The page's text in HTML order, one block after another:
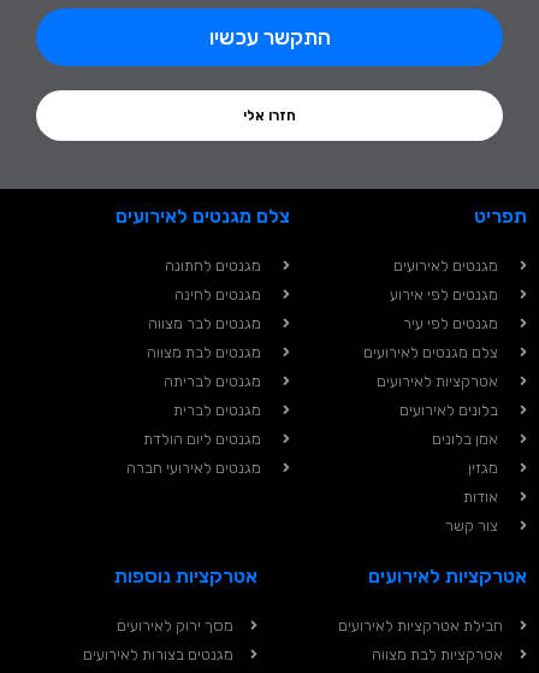
התקשר עכשיו
חזרו אלי
תפריט
מגנטים לאירועים
מגנטים לפי אירוע
מגנטים לפי עיר
צלם מגנטים לאירועים
אטרקציות לאירועים
בלונים לאירועים
אמן בלונים
מגזין
אודות
צור קשר
צלם מגנטים לאירועים
מגנטים לחתונה
מגנטים לחינה
מגנטים לבר מצווה
מגנטים לבת מצווה
מגנטים לבריתה
מגנטים לברית
מגנטים ליום הולדת
מגנטים לאירועי חברה
אטרקציות לאירועים
חבילת אטרקציות לאירועים
אטרקציות לבת מצווה
אטרקציות נוספות
מסך ירוק לאירועים
מגנטים בצורות לאירועים